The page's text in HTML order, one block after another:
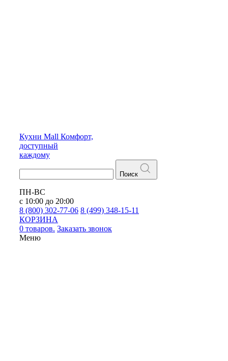
Кухни Mall Комфорт,
доступный
каждому
Поиск
ПН-ВС
с 10:00 до 20:00
8 (800) 302-77-06 8 (499) 348-15-11
КОРЗИНА
0 товаров. Заказать звонок
Меню